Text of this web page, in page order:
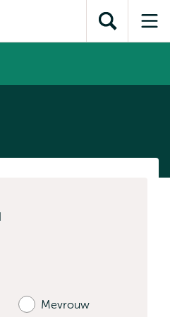
inhoud
Direct naar
subnavigatieToon
zoekveld
Mevrouw